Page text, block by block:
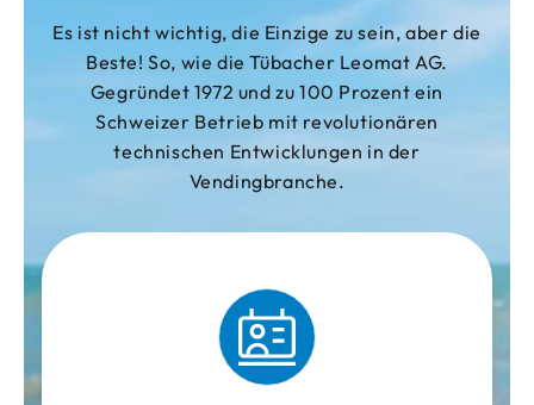
Es ist nicht wichtig, die Einzige zu sein, aber die
Beste! So, wie die Tübacher Leomat AG.
Gegründet 1972 und zu 100 Prozent ein
Schweizer Betrieb mit revolutionären
technischen Entwicklungen in der
Vendingbranche.